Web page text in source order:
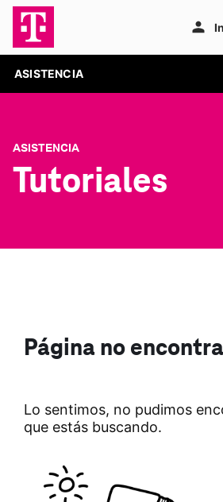
ASISTENCIA
ASISTENCIA
Tutoriales